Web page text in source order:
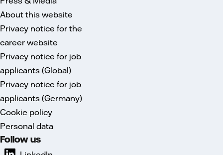
About this website
Privacy notice for the
career website
Privacy notice for job
applicants (Global)
Privacy notice for job
applicants (Germany)
Cookie policy
Personal data
Follow us